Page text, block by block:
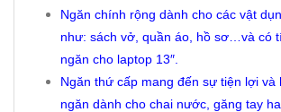
Ngăn chính rộng dành cho các vật
như: sách vở, quần áo, hồ sơ…và có
ngăn cho laptop 13″.
Ngăn thứ cấp mang đến sự tiện lợi và
ngăn dành cho chai nước, găng tay